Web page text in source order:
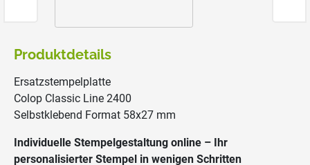
Produktdetails
Ersatzstempelplatte
Colop Classic Line 2400
Selbstklebend Format 58x27 mm
Individuelle Stempelgestaltung online – Ihr
personalisierter Stempel in wenigen Schritten